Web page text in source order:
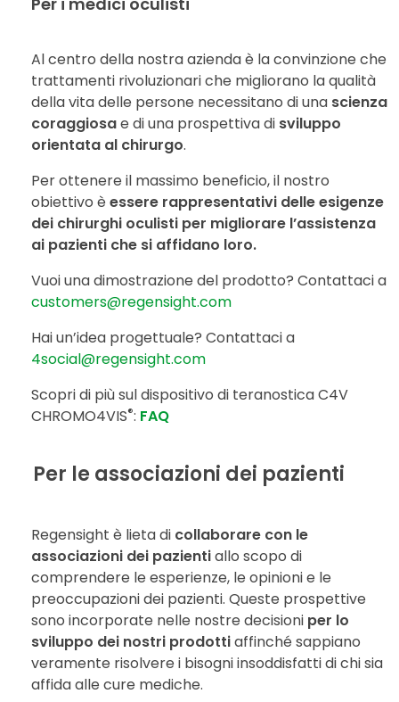
Al centro della nostra azienda è la convinzione che
trattamenti rivoluzionari che migliorano la qualità
della vita delle persone necessitano di una scienza
coraggiosae di una prospettiva di sviluppo
orientata al chirurgo.
Per ottenere il massimo beneficio, il nostro
obiettivo è essere rappresentativi delle esigenze
dei chirurghi oculisti per migliorare l’assistenza
ai pazienti che si affidano loro.
Vuoi una dimostrazione del prodotto? Contattaci a
customers@regensight.com
Hai un’idea progettuale? Contattaci a
4social@regensight.com
Scopri di più sul dispositivo di teranostica C4V
CHROMO4VIS®: FAQ
Per le associazioni dei pazienti
Regensight è lieta di collaborare con le
associazioni dei pazientiallo scopo di
comprendere le esperienze, le opinioni e le
preoccupazioni dei pazienti. Queste prospettive
sono incorporate nelle nostre decisioni per lo
sviluppo dei nostri prodottiaffinché sappiano
veramente risolvere i bisogni insoddisfatti di chi sia
affida alle cure mediche.